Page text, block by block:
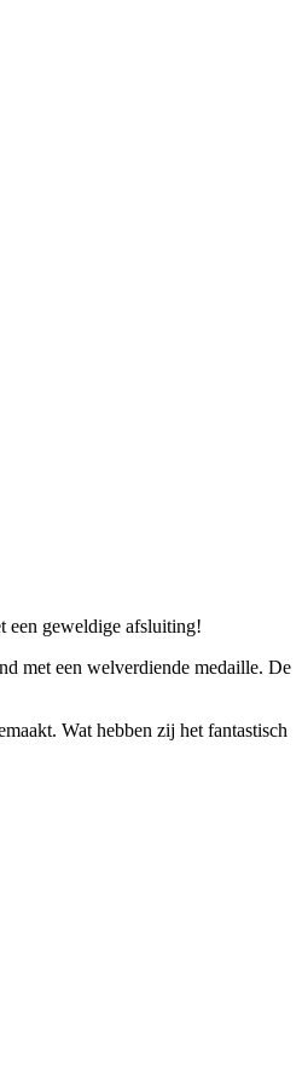
een geweldige afsluiting!
met een welverdiende medaille. De
Wat hebben zij het fantastisch